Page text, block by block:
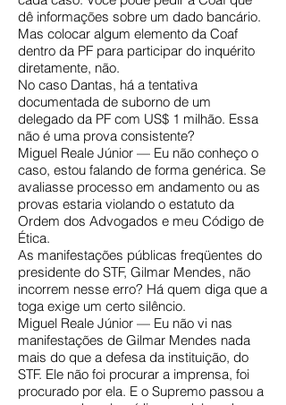
dê informações sobre um dado bancário.
Mas colocar algum elemento da Coaf
dentro da PF para participar do inquérito
diretamente, não.
No caso Dantas, há a tentativa
documentada de suborno de um
delegado da PF com US$ 1 milhão. Essa
não é uma prova consistente?
Miguel Reale Júnior — Eu não conheço o
caso, estou falando de forma genérica. Se
avaliasse processo em andamento ou as
provas estaria violando o estatuto da
Ordem dos Advogados e meu Código de
Ética.
As manifestações públicas freqüentes do
presidente do STF, Gilmar Mendes, não
incorrem nesse erro? Há quem diga que a
toga exige um certo silêncio.
Miguel Reale Júnior — Eu não vi nas
manifestações de Gilmar Mendes nada
mais do que a defesa da instituição, do
STF. Ele não foi procurar a imprensa, foi
procurado por ela. E o Supremo passou a